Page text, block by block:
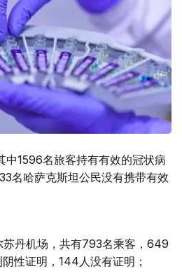
1596名旅客持有有效的冠状病
名哈萨克斯坦公民没有携带有效
丹机场，共有793名乘客，649
性证明，144人没有证明；